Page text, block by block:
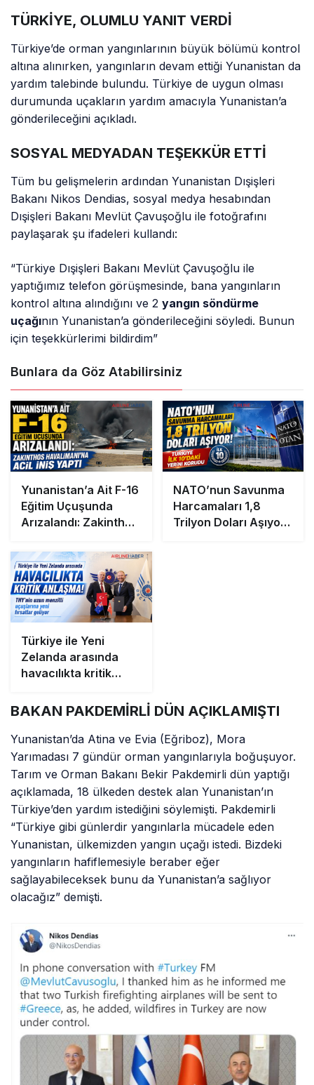
TÜRKİYE, OLUMLU YANIT VERDİ
Türkiye’de orman yangınlarının büyük bölümü kontrol
altına alınırken, yangınların devam ettiği Yunanistan da
yardım talebinde bulundu. Türkiye de uygun olması
durumunda uçakların yardım amacıyla Yunanistan’a
gönderileceğini açıkladı.
SOSYAL MEDYADAN TEŞEKKÜR ETTİ
Tüm bu gelişmelerin ardından Yunanistan Dışişleri
Bakanı Nikos Dendias, sosyal medya hesabından
Dışişleri Bakanı Mevlüt Çavuşoğlu ile fotoğrafını
paylaşarak şu ifadeleri kullandı:
“Türkiye Dışişleri Bakanı Mevlüt Çavuşoğlu ile
yaptığımız telefon görüşmesinde, bana yangınların
kontrol altına alındığını ve 2yangın söndürme
uçağının Yunanistan’a gönderileceğini söyledi. Bunun
için teşekkürlerimi bildirdim”
Bunlara da Göz Atabilirsiniz
Yunanistan’a Ait F-16
Eğitim Uçuşunda
Arızalandı: Zakinthos
İniş Yaptı
NATO’nun Savunma
Harcamaları 1,8
Trilyon Doları Aşıyor!
Türkiye ile Yeni
Zelanda arasında
havacılıkta kritik
uzun menzilli
fırsatlar geliyor
BAKAN PAKDEMİRLİ DÜN AÇIKLAMIŞTI
Yunanistan’da Atina ve Evia (Eğriboz), Mora
Yarımadası 7 gündür orman yangınlarıyla boğuşuyor.
Tarım ve Orman Bakanı Bekir Pakdemirli dün yaptığı
açıklamada, 18 ülkeden destek alan Yunanistan’ın
Türkiye’den yardım istediğini söylemişti. Pakdemirli
“Türkiye gibi günlerdir yangınlarla mücadele eden
Yunanistan, ülkemizden yangın uçağı istedi. Bizdeki
yangınların hafiflemesiyle beraber eğer
sağlayabileceksek bunu da Yunanistan’a sağlıyor
olacağız” demişti.